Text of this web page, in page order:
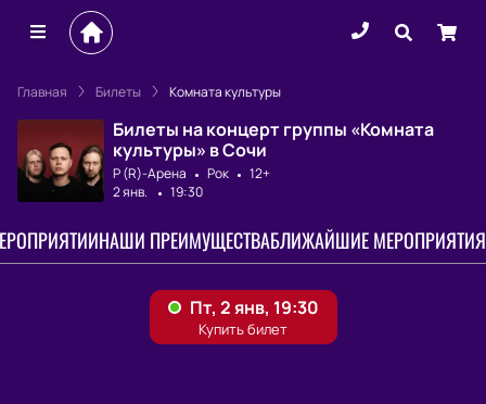
Главная Билеты Комната культуры
Билеты на концерт группы «Комната
культуры» в Сочи
Р (R)-Арена Рок
12+
2 янв.
19:30
НАШИ ПРЕИМУЩЕСТВАБЛИЖАЙШИЕ МЕРОПРИЯТИЯ